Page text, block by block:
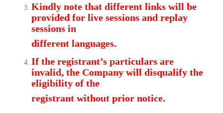
Kindly note that different links will be
provided for live sessions and replay
sessions in
different languages.
If the registrant’s particulars are
invalid, the Company will disqualify the
eligibility of the
registrant without prior notice.